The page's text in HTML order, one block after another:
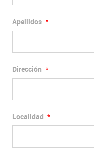
Apellidos *
Dirección *
Localidad *